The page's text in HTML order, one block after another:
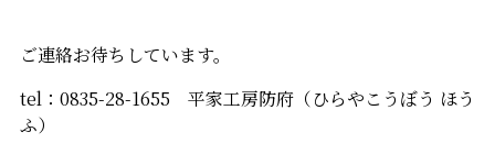
ご連絡お待ちしています。
tel：0835-28-1655 平家工房防府（ひらやこうぼう ほう
ふ）